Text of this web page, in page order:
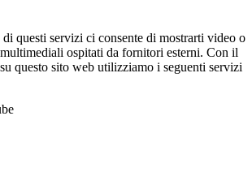
questi servizi ci consente di mostrarti video o
ospitati da fornitori esterni. Con il
questo sito web utilizziamo i seguenti servizi